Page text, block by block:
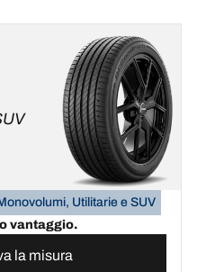
Utilitarie e SUV
vantaggio.
la misura